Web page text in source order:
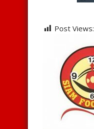
Post Views: